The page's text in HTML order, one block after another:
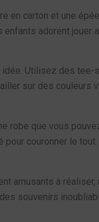
en carton et une
adorent jouer
Utilisez des tee-
sur des couleurs
robe que vous
pour couronner le
amusants à
souvenirs